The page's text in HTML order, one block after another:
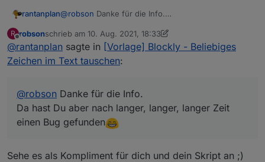
rantanplan@robson Danke für die Info.
einen Bug gefunden
Habe das Blockly geändert und im ersten Post neu
hinterlegt.
Hier die Änderung.
Grüße
R
Offline
robsonschrieb am 10. Aug. 2021, 18:33
zuletzt editiert von robson 8. Nov. 2021, 08:02
@rantanplan sagte in [Vorlage] Blockly - Beliebiges
Zeichen im Text tauschen:
@robson Danke für die Info.
Da hast Du aber nach langer, langer, langer Zeit
einen Bug gefunden
Sehe es als Kompliment für dich und dein Skript an ;)